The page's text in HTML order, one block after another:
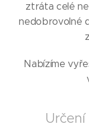
ztráta celé
nedobrovolné
Nabízíme